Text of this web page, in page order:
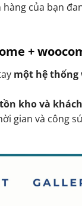
hàng của bạn
+
một hệ thống
kho và
gian và công